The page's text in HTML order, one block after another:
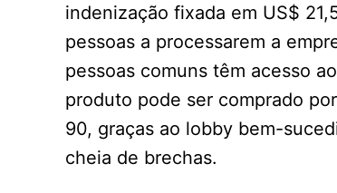
indenização fixada em US$
pessoas a processarem a
pessoas comuns têm acesso
produto pode ser comprado
90, graças ao lobby bem-
cheia de brechas.